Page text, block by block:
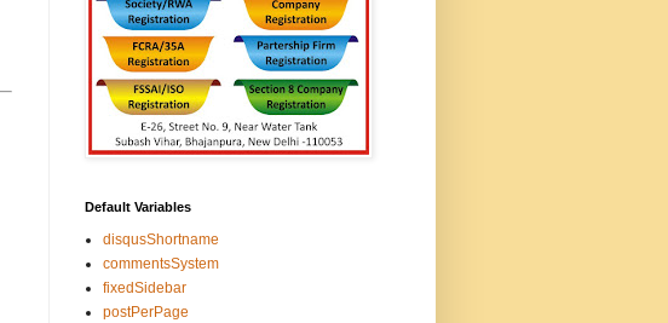
Default Variables
disqusShortname
commentsSystem
fixedSidebar
postPerPage